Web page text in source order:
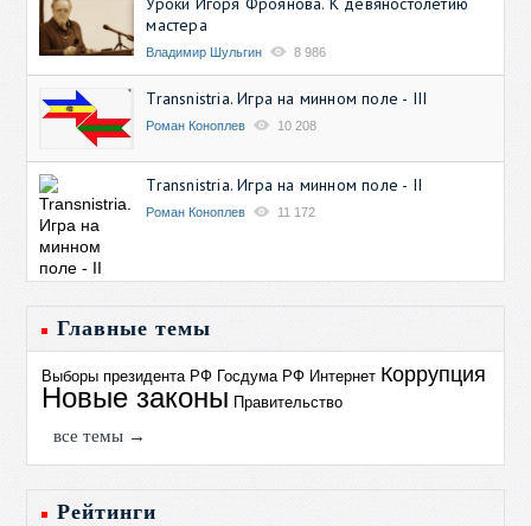
мастера
Владимир Шульгин 8 986
Transnistria. Игра на минном поле - III
Роман Коноплев 10 208
Transnistria. Игра на минном поле - II
Роман Коноплев 11 172
Главные темы
Выборы президента РФ Госдума РФ Интернет Коррупция
Новые законы Правительство
все темы →
Рейтинги